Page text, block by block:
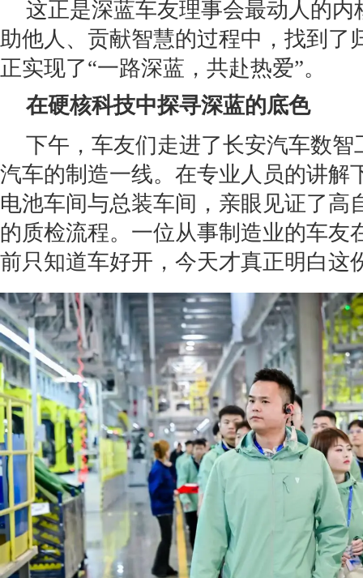
这正是深蓝车友理事会最动人的
助他人、贡献智慧的过程中，找到了
正实现了“一路深蓝，共赴热爱”。
在硬核科技中探寻深蓝的底色
下午，车友们走进了长安汽车数
汽车的制造一线。在专业人员的讲解
电池车间与总装车间，亲眼见证了高
的质检流程。一位从事制造业的车友
前只知道车好开，今天才真正明白这